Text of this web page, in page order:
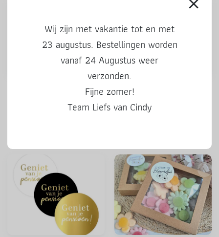
Stickers | Kado voor jou |
Stickers | 50 Hoera | 3 stuks
Wij zijn met vakantie tot en met
23 augustus. Bestellingen worden
vanaf 24 Augustus weer
verzonden.
Fijne zomer!
Team Liefs van Cindy